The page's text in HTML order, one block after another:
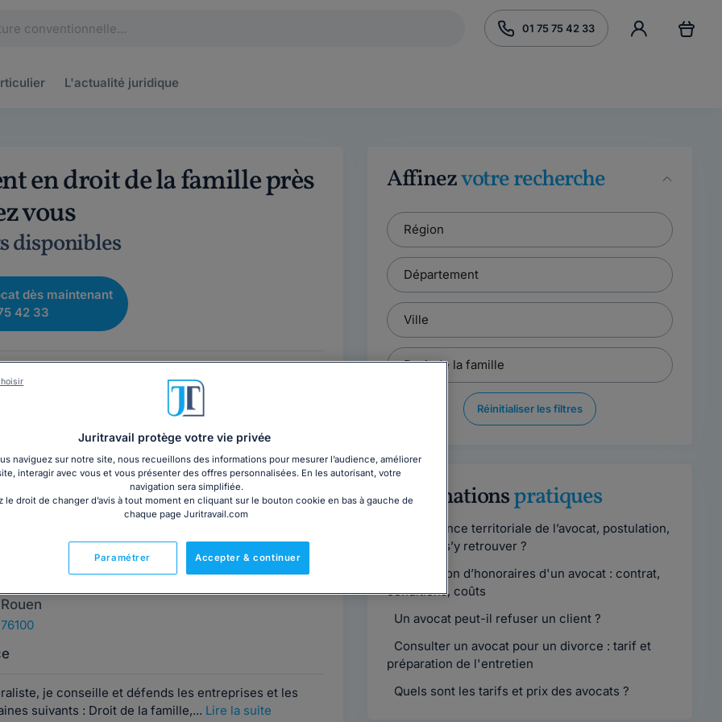
01 75 75 42 33
L'actualité juridique
en droit de la famille près
vous
disponibles
dès maintenant
42 33
GOMEZ
31000
j’ai débuté et exercé à Paris au sein de cabinets
avant de m’installer...Lire la suite
Contacter cet avocat
je conseille et défends les entreprises et les
suivants : Droit de la famille,... Lire la suite
Affinezvotre recherche
Réinitialiser les filtres
Informationspratiques
Compétence territoriale de l’avocat, postulation,
comment s’y retrouver ?
Convention d’honoraires d'un avocat : contrat,
conditions, coûts
Un avocat peut-il refuser un client ?
Consulter un avocat pour un divorce : tarif et
préparation de l'entretien
Quels sont les tarifs et prix des avocats ?
Juritravail protège votre vie privée
naviguez sur notre site, nous recueillons des informations pour mesurer l’audience, améliorer
interagir avec vous et vous présenter des offres personnalisées. En les autorisant, votre
navigation sera simplifiée.
le droit de changer d’avis à tout moment en cliquant sur le bouton cookie en bas à gauche de
chaque page Juritravail.com
Accepter & continuer
Paramétrer